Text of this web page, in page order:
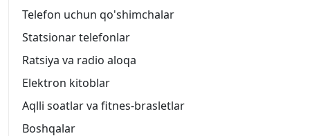
Telefon uchun qo'shimchalar
Statsionar telefonlar
Ratsiya va radio aloqa
Elektron kitoblar
Aqlli soatlar va fitnes-brasletlar
Boshqalar